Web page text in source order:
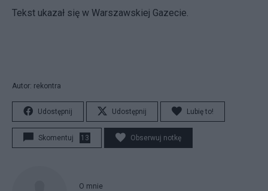
Tekst ukazał się w Warszawskiej Gazecie.
Autor: rekontra
Udostępnij Udostępnij Lubię to!
Skomentuj 13 Obserwuj notkę
O mnie